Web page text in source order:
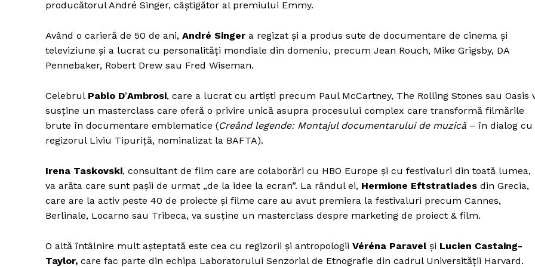
producătorul André Singer, câștigător al premiului Emmy.
Având o carieră de 50 de ani, André Singer a regizat și a produs sute de documentare de cinema și
televiziune și a lucrat cu personalități mondiale din domeniu, precum Jean Rouch, Mike Grigsby, DA
Pennebaker, Robert Drew sau Fred Wiseman.
Celebrul Pablo D’Ambrosi, care a lucrat cu artiști precum Paul McCartney, The Rolling Stones sau Oasis
susține un masterclass care oferă o privire unică asupra procesului complex care transformă filmările
brute în documentare emblematice (Creând legende: Montajul documentarului de muzică– în dialog cu
regizorul Liviu Tipuriță, nominalizat la BAFTA).
Irena Taskovski, consultant de film care are colaborări cu HBO Europe și cu festivaluri din toată lumea,
va arăta care sunt pașii de urmat „de la idee la ecran”. La rândul ei, Hermione Eftstratiades din Grecia,
care are la activ peste 40 de proiecte și filme care au avut premiera la festivaluri precum Cannes,
Berlinale, Locarno sau Tribeca, va susține un masterclass despre marketing de proiect & film.
O altă întâlnire mult așteptată este cea cu regizorii și antropologii Véréna Paravel și Lucien Castaing-
Taylor, care fac parte din echipa Laboratorului Senzorial de Etnografie din cadrul Universității Harvard.